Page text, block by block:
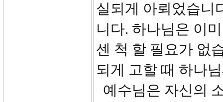
실되게 아뢰었습니
니다. 하나님은 이
센 척 할 필요가 없
되게 고할 때 하나
예수님은 자신의